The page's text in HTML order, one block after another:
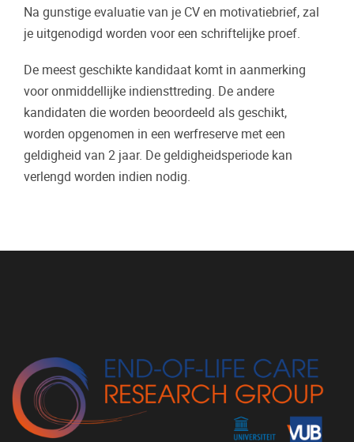
Na gunstige evaluatie van je CV en motivatiebrief, zal
je uitgenodigd worden voor een schriftelijke proef.
De meest geschikte kandidaat komt in aanmerking
voor onmiddellijke indiensttreding. De andere
kandidaten die worden beoordeeld als geschikt,
worden opgenomen in een werfreserve met een
geldigheid van 2 jaar. De geldigheidsperiode kan
verlengd worden indien nodig.